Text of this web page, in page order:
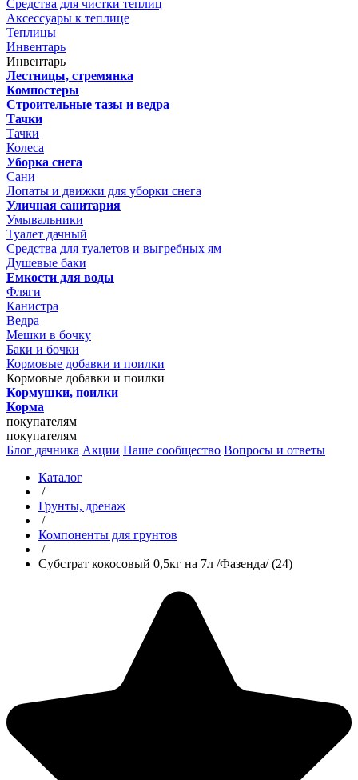
Средства для чистки теплиц
Аксессуары к теплице
Теплицы
Инвентарь
Инвентарь
Лестницы, стремянка
Компостеры
Строительные тазы и ведра
Тачки
Тачки
Колеса
Уборка снега
Сани
Лопаты и движки для уборки снега
Уличная санитария
Умывальники
Туалет дачный
Средства для туалетов и выгребных ям
Душевые баки
Емкости для воды
Фляги
Канистра
Ведра
Мешки в бочку
Баки и бочки
Кормовые добавки и поилки
Кормовые добавки и поилки
Кормушки, поилки
Корма
покупателям
покупателям
Блог дачника Акции Наше сообщество Вопросы и ответы
Каталог
/
Грунты, дренаж
/
Компоненты для грунтов
/
Субстрат кокосовый 0,5кг на 7л /Фазенда/ (24)